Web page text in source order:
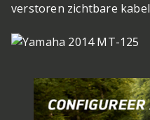
verstoren zichtbare